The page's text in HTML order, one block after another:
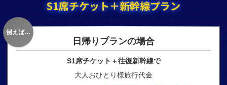
S1席チケット＋新幹線プラン
例えば…
日帰りプランの場合
S1席チケット＋往復新幹線で
大人おひとり様旅行代金